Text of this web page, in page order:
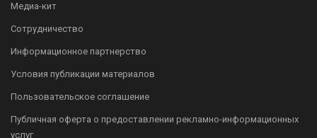
Медиа-кит
Сотрудничество
Информационное партнерство
Условия публикации материалов
Пользовательское соглашение
Публичная оферта о предоставлении рекламно-информационных
услуг